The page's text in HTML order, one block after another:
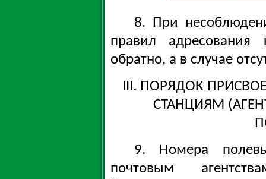
8. При
правил адресования
обратно, а в случае
III. ПОРЯДОК
СТАНЦИЯМ
9. Номера
почтовым